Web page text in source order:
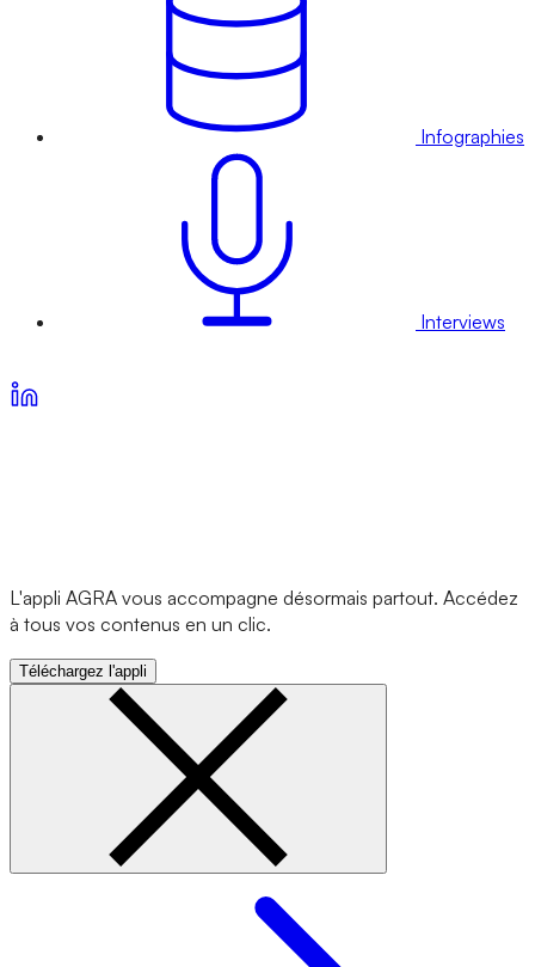
Infographies
Interviews
L'appli AGRA vous accompagne désormais partout. Accédez
à tous vos contenus en un clic.
Téléchargez l'appli